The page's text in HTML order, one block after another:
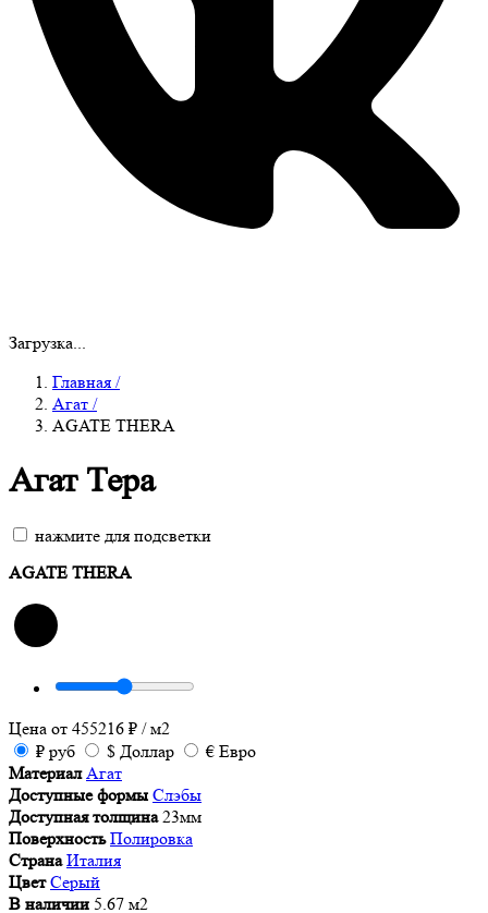
Загрузка...
Главная /
Агат /
AGATE THERA
Агат Тера
нажмите для подсветки
AGATE THERA
Цена от 455216 ₽ / м2
₽ руб $ Доллар € Евро
Материал Агат
Доступные формы Слэбы
Доступная толщина 23мм
Поверхность Полировка
Страна Италия
Цвет Серый
В наличии 5.67 м2